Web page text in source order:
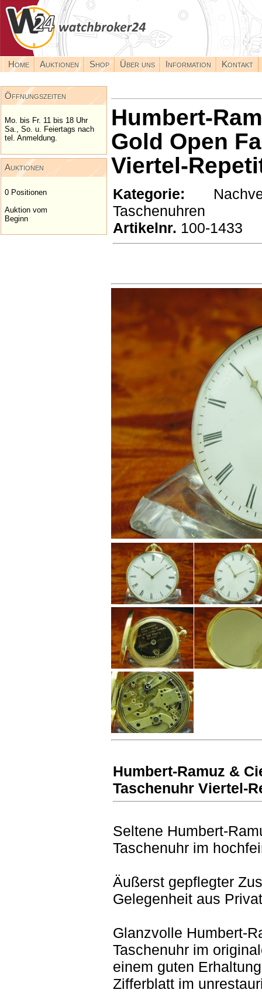
Home Auktionen Shop Über uns Information Kontakt
Öffnungszeiten
Mo. bis Fr. 11 bis 18 Uhr
Sa., So. u. Feiertags nach
tel. Anmeldung.
Auktionen
0 Positionen
Auktion vom
Beginn
Humbert-
Gold Open
Viertel-
Kategorie:
Taschenuhren
Artikelnr. 100-1433
Humbert-Ramuz &
Taschenuhr Viertel-
Seltene Humbert-
Taschenuhr im
Äußerst gepflegter
Gelegenheit aus
Glanzvolle Humbert-
Taschenuhr im
einem guten
Zifferblatt im